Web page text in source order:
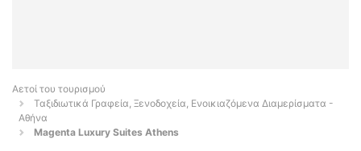
Αετοί του τουρισμού
Ταξιδιωτικά Γραφεία, Ξενοδοχεία, Ενοικιαζόμενα Διαμερίσματα -
Αθήνα
Magenta Luxury Suites Athens